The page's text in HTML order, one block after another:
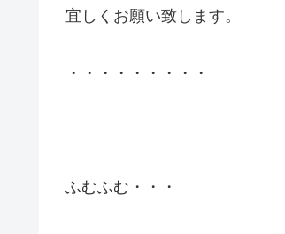
宜しくお願い致します。
・・・・・・・・・
ふむふむ・・・